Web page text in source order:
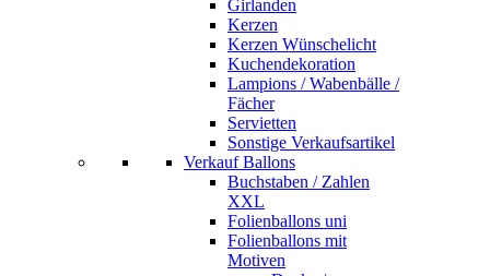
Girlanden
Kerzen
Kerzen Wünschelicht
Kuchendekoration
Lampions / Wabenbälle /
Fächer
Servietten
Sonstige Verkaufsartikel
Verkauf Ballons
Buchstaben / Zahlen
XXL
Folienballons uni
Folienballons mit
Motiven